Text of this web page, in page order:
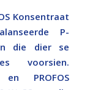
Konsentraat
P-
die dier se
voorsien.
en PROFOS